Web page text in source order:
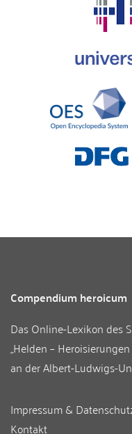
Compendium heroicum
Das Online-Lexikon des
„Helden –
an derAlbert-Ludwigs-
Impressum &
Kontakt